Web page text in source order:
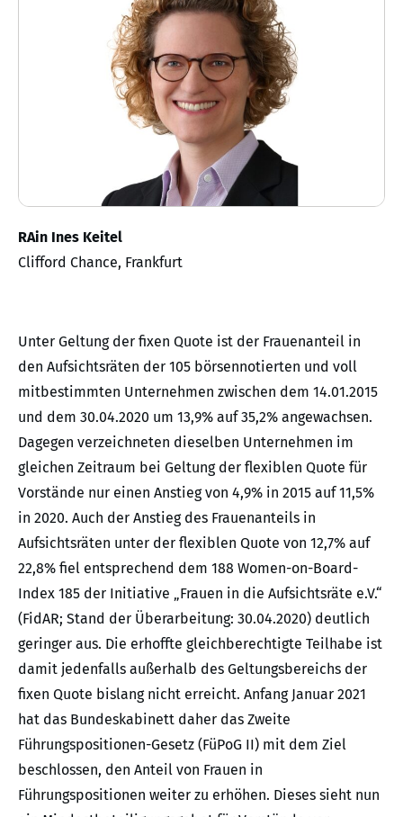
RAin Ines Keitel
Clifford Chance, Frankfurt
Unter Geltung der fixen Quote ist der Frauenanteil in
den Aufsichtsräten der 105 börsennotierten und voll
mitbestimmten Unternehmen zwischen dem 14.01.2015
und dem 30.04.2020 um 13,9% auf 35,2% angewachsen.
Dagegen verzeichneten dieselben Unternehmen im
gleichen Zeitraum bei Geltung der flexiblen Quote für
Vorstände nur einen Anstieg von 4,9% in 2015 auf 11,5%
in 2020. Auch der Anstieg des Frauenanteils in
Aufsichtsräten unter der flexiblen Quote von 12,7% auf
22,8% fiel entsprechend dem 188 Women-on-Board-
Index 185 der Initiative „Frauen in die Aufsichtsräte e.V.“
(FidAR; Stand der Überarbeitung: 30.04.2020) deutlich
geringer aus. Die erhoffte gleichberechtigte Teilhabe ist
damit jedenfalls außerhalb des Geltungsbereichs der
fixen Quote bislang nicht erreicht. Anfang Januar 2021
hat das Bundeskabinett daher das Zweite
Führungspositionen-Gesetz (FüPoG II) mit dem Ziel
beschlossen, den Anteil von Frauen in
Führungspositionen weiter zu erhöhen. Dieses sieht nun